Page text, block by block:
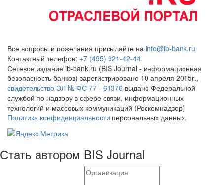
Все вопросы и пожелания присылайте на info@ib-bank.ru
Контактный телефон: +7 (495) 921-42-44
Сетевое издание ib-bank.ru (BIS Journal - информационная
безопасность банков) зарегистрировано 10 апреля 2015г.,
свидетельство ЭЛ № ФС 77 - 61376 выдано Федеральной
службой по надзору в сфере связи, информационных
технологий и массовых коммуникаций (Роскомнадзор)
Политика конфиденциальности персональных данных.
Стать автором BIS Journal